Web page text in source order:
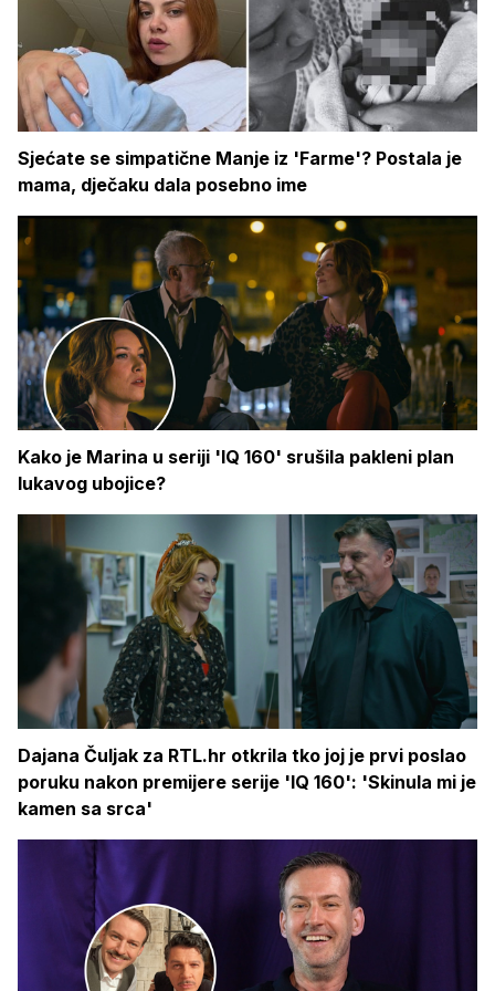
Sjećate se simpatične Manje iz 'Farme'? Postala je
mama, dječaku dala posebno ime
Kako je Marina u seriji 'IQ 160' srušila pakleni plan
lukavog ubojice?
Dajana Čuljak za RTL.hr otkrila tko joj je prvi poslao
poruku nakon premijere serije 'IQ 160': 'Skinula mi je
kamen sa srca'